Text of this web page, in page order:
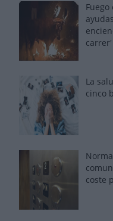
carrer'
La
cinco
coste